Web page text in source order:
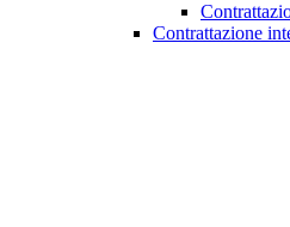
Contrattazione